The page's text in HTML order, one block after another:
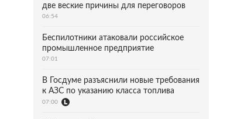
две веские причины для переговоров
06:54
Беспилотники атаковали российское
промышленное предприятие
07:01
В Госдуме разъяснили новые требования
к АЗС по указанию класса топлива
07:00